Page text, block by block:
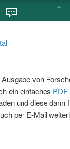
von
ein einfaches PDF
und diese dann
per E-Mail